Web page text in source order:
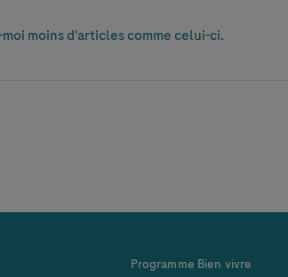
moins d'articles comme celui-ci.
Programme Bien vivre